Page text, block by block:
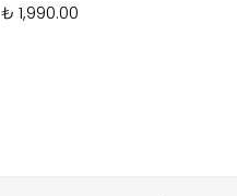
₺ 1,990.00